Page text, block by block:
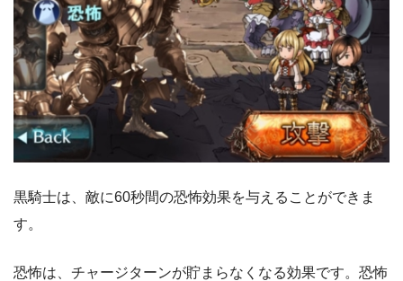
黒騎士は、敵に60秒間の恐怖効果を与えることができま
す。
恐怖は、チャージターンが貯まらなくなる効果です。恐怖